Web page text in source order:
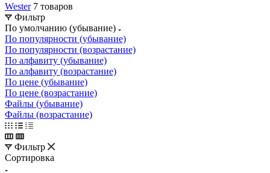
Wester 7 товаров
Фильтр
По умолчанию (убывание)
По популярности (убывание)
По популярности (возрастание)
По алфавиту (убывание)
По алфавиту (возрастание)
По цене (убывание)
По цене (возрастание)
Файлы (убывание)
Файлы (возрастание)
Фильтр
Сортировка